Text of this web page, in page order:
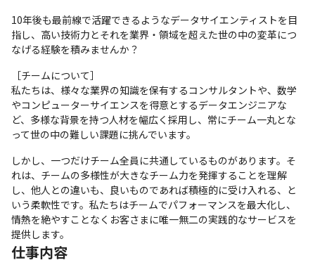
10年後も最前線で活躍できるようなデータサイエンティストを目
指し、高い技術力とそれを業界・領域を超えた世の中の変革につ
なげる経験を積みませんか？
［チームについて］
私たちは、様々な業界の知識を保有するコンサルタントや、数学
やコンピューターサイエンスを得意とするデータエンジニアな
ど、多様な背景を持つ人材を幅広く採用し、常にチーム一丸とな
って世の中の難しい課題に挑んでいます。
しかし、一つだけチーム全員に共通しているものがあります。そ
れは、チームの多様性が大きなチーム力を発揮することを理解
し、他人との違いも、良いものであれば積極的に受け入れる、と
いう柔軟性です。私たちはチームでパフォーマンスを最大化し、
情熱を絶やすことなくお客さまに唯一無二の実践的なサービスを
提供します。
仕事内容